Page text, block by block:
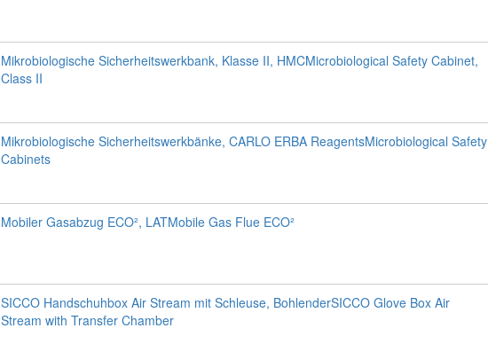
Mikrobiologische Sicherheitswerkbank, Klasse II, HMCMicrobiological Safety Cabinet,
Class II
Mikrobiologische Sicherheitswerkbänke, CARLO ERBA ReagentsMicrobiological Safety
Cabinets
Mobiler Gasabzug ECO², LATMobile Gas Flue ECO²
SICCO Handschuhbox Air Stream mit Schleuse, BohlenderSICCO Glove Box Air
Stream with Transfer Chamber